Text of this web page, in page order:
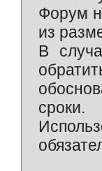
Форум
из
В
сроки.